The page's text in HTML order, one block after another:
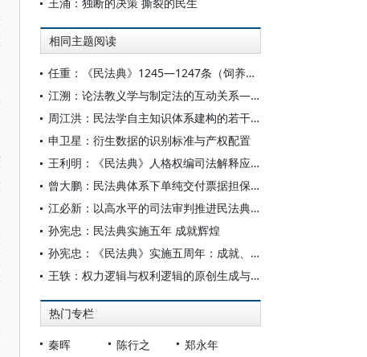
相同主题阅读
任重：《民法典》1245—1247条（饲养动物损害责任）诉讼评注
江溯：论法教义学与制定法的互动关系——以刑法再法典化为视角
周江洪：民法学自主知识体系建构的若干准则和载体形式
申卫星：衍生数据的识别标准与产权配置
王利明：《民法典》人格权编司法解释应重点解决的十大问题
曾大鹏：民法典体系下单纯交付票据担保的解释论
江必新：以高水平的司法审判推进民法典高质量实施
孙宪忠：民法典实施五年 成就辉煌
孙宪忠：《民法典》实施五周年：成就、问题与展望
王轶：权力逻辑与权利逻辑的原创生成与交融互构——以民法典对生活利益的分配为核心
热门专栏
秦晖 陈行之
郑永年